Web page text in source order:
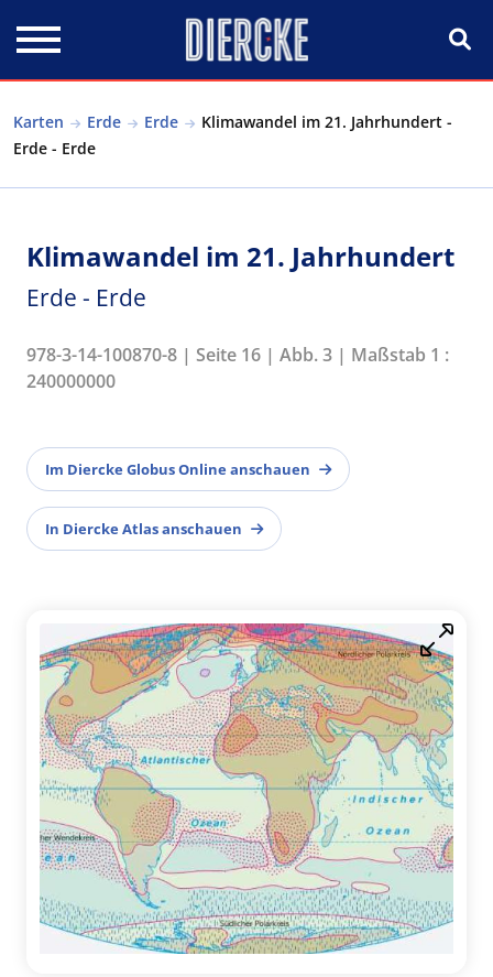
Karten Erde Erde
Klimawandel im 21. Jahrhundert -
Erde - Erde
Klimawandel im 21. Jahrhundert
Erde - Erde
978-3-14-100870-8 | Seite 16 | Abb. 3 | Maßstab 1 :
240000000
Im Diercke Globus Online anschauen
In Diercke Atlas anschauen